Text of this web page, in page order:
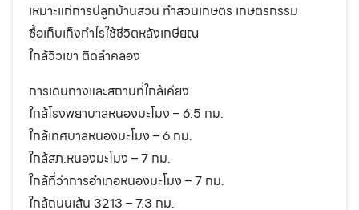
เหมาะแก่การปลูกบ้านสวน ทำสวนเกษตร เกษตรกรรม
ซื้อเก็บเก็งกำไรใช้ชีวิตหลังเกษียณ
ใกล้วิวเขา ติดลำคลอง
การเดินทางและสถานที่ใกล้เคียง
ใกล้โรงพยาบาลหนองมะโมง – 6.5 กม.
ใกล้เทศบาลหนองมะโมง – 6 กม.
ใกล้สภ.หนองมะโมง – 7 กม.
ใกล้ที่ว่าการอำเภอหนองมะโมง – 7 กม.
ใกล้ถนนเส้น 3213 – 7.3 กม.